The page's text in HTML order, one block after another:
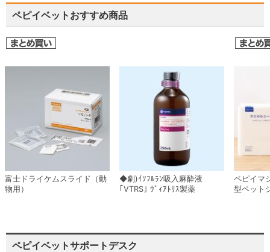
ペピイベットおすすめ商品
富士ドライケムスライド（動
物用）
◆劇)ｲｿﾌﾙﾗﾝ吸入麻酔液
｢VTRS｣ ｳﾞｨｱﾄﾘｽ製薬
ペピイマ
型ペット
ペピイベットサポートデスク